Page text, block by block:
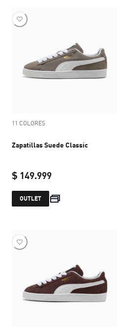
11 COLORES
Zapatillas Suede Classic
$ 149.999
current price $
OUTLET